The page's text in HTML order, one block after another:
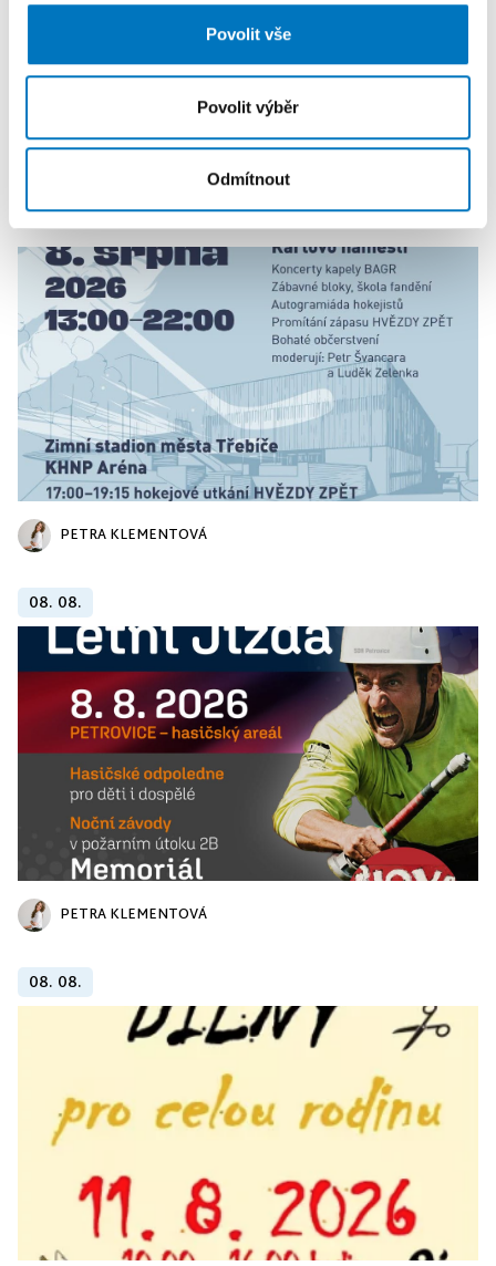
získali v důsledku toho, že používáte jejich služby.
Povolit vše
Povolit výběr
Odmítnout
KALENDÁŘ AKCÍ
PETRA KLEMENTOVÁ
08. 08.
PETRA KLEMENTOVÁ
08. 08.